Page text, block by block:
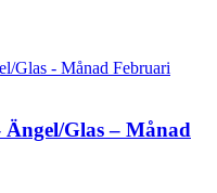
Glas – Månad